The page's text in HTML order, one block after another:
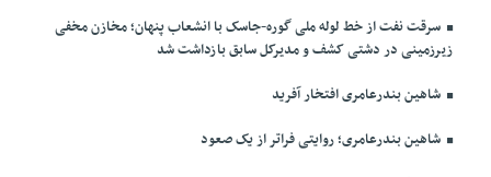
سرقت نفت از خط لوله ملی گوره-جاسک با انشعاب پنهان؛ مخازن مخفی
زیرزمینی در دشتی کشف و مدیرکل سابق بازداشت شد
شاهین بندرعامری افتخار آفرید
شاهین بندرعامری؛ روایتی فراتر از یک صعود